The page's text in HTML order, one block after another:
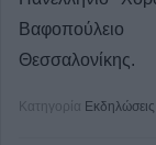
Θεσσαλονίκης.
Κατηγορία Εκδηλώσεις